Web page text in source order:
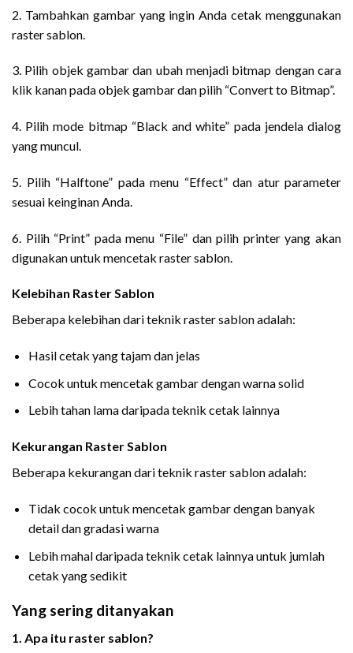
2. Tambahkan gambar yang ingin Anda cetak menggunakan
raster sablon.
3. Pilih objek gambar dan ubah menjadi bitmap dengan cara
klik kanan pada objek gambar dan pilih “Convert to Bitmap”.
4. Pilih mode bitmap “Black and white” pada jendela dialog
yang muncul.
5. Pilih “Halftone” pada menu “Effect” dan atur parameter
sesuai keinginan Anda.
6. Pilih “Print” pada menu “File” dan pilih printer yang akan
digunakan untuk mencetak raster sablon.
Kelebihan Raster Sablon
Beberapa kelebihan dari teknik raster sablon adalah:
Hasil cetak yang tajam dan jelas
Cocok untuk mencetak gambar dengan warna solid
Lebih tahan lama daripada teknik cetak lainnya
Kekurangan Raster Sablon
Beberapa kekurangan dari teknik raster sablon adalah:
Tidak cocok untuk mencetak gambar dengan banyak
detail dan gradasi warna
Lebih mahal daripada teknik cetak lainnya untuk jumlah
cetak yang sedikit
Yang sering ditanyakan
1. Apa itu raster sablon?